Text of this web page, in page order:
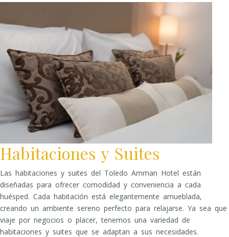
Habitaciones y Suites
Las habitaciones y suites del Toledo Amman Hotel están
diseñadas para ofrecer comodidad y conveniencia a cada
huésped. Cada habitación está elegantemente amueblada,
creando un ambiente sereno perfecto para relajarse. Ya sea que
viaje por negocios o placer, tenemos una variedad de
habitaciones y suites que se adaptan a sus necesidades.